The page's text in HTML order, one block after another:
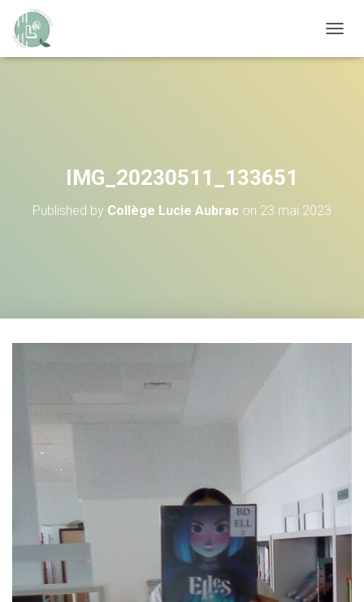
IMG_20230511_133651
Published by Collège Lucie Aubrac on 23 mai 2023